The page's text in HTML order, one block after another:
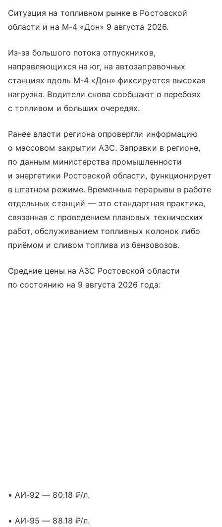
Ситуация на топливном рынке в Ростовской
области и на М-4 «Дон» 9 августа 2026.
Из-за большого потока отпускников,
направляющихся на юг, на автозаправочных
станциях вдоль М-4 «Дон» фиксируется высокая
нагрузка. Водители снова сообщают о перебоях
с топливом и больших очередях.
Ранее власти региона опровергли информацию
о массовом закрытии АЗС. Заправки в регионе,
по данным министерства промышленности
и энергетики Ростовской области, функционирует
в штатном режиме. Временные перерывы в работе
отдельных станций — это стандартная практика,
связанная с проведением плановых технических
работ, обслуживанием топливных колонок либо
приёмом и сливом топлива из бензовозов.
Средние цены на АЗС Ростовской области
по состоянию на 9 августа 2026 года:
• АИ-92 — 80.18 ₽/л.
• АИ-95 — 88.18 ₽/л.